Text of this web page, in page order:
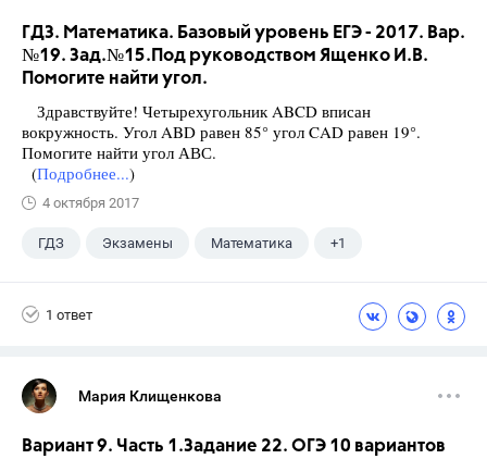
ГДЗ. Математика. Базовый уровень ЕГЭ - 2017. Вар.
№19. Зад.№15.Под руководством Ященко И.В.
Помогите найти угол.
Здравствуйте! Четырехугольник ABCD вписан
вокружность. Угол ABD равен 85° угол CAD равен 19°.
Помогите найти угол АВС.
(Подробнее...)
4 октября 2017
ГДЗ Экзамены Математика +1
1 ответ
Мария Клищенкова
Вариант 9. Часть 1.Задание 22. ОГЭ 10 вариантов